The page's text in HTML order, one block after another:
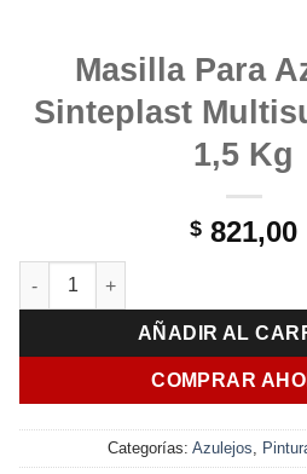
Masilla Para
Sinteplast
1,5 Kg
$ 821,00
Masilla Para Azulejos Sinteplast
AÑADIR AL
COMPRAR
Categorías:Azulejos